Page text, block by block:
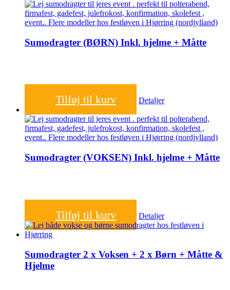
Sumodragter (BØRN) Inkl. hjelme + Måtte
Tilføj til kurv Detaljer
Sumodragter (VOKSEN) Inkl. hjelme + Måtte
Tilføj til kurv Detaljer
Sumodragter 2 x Voksen + 2 x Børn + Måtte &
Hjelme